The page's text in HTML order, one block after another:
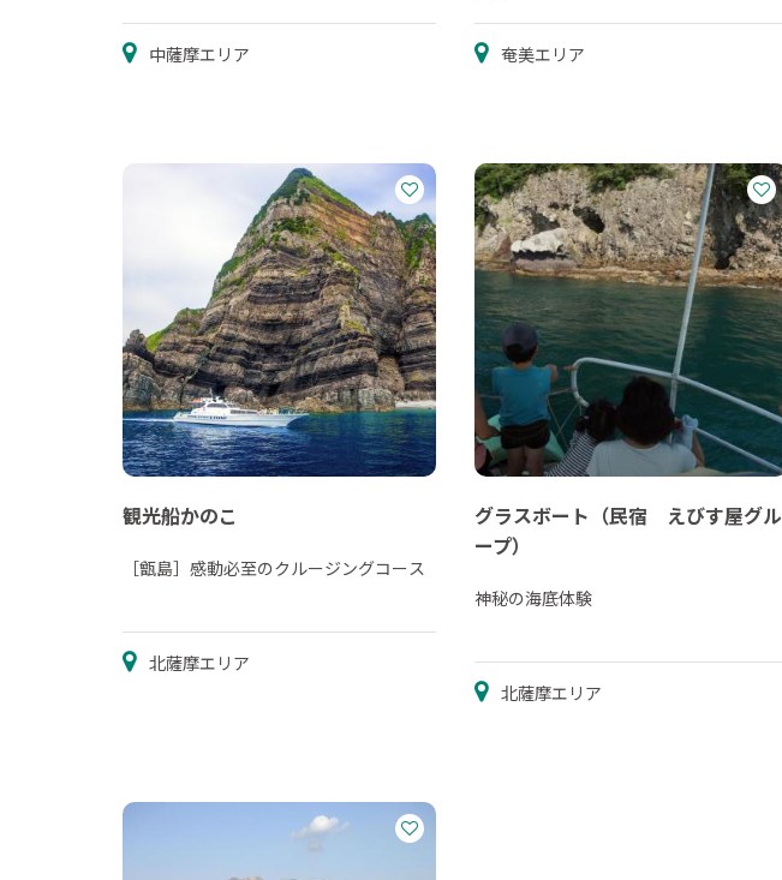
中薩摩エリア 奄美エリア
観光船かのこ
［甑島］感動必至のクルージングコース
北薩摩エリア
グラスボート（民宿 えびす屋グル
ープ）
神秘の海底体験
北薩摩エリア